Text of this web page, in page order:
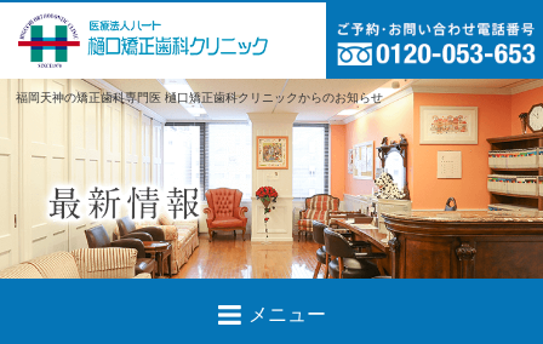
福岡天神の矯正歯科専門医 樋口矯正歯科クリニックからのお知らせ
メニュー